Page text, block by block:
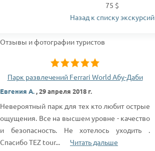
75 $
Назад к списку экскурсий
Отзывы и фотографии туристов
Парк развлечений Ferrari World Абу-Даби
Евгения А.,29 апреля 2018 г.
Невероятный парк для тех кто любит острые
ощущения. Все на высшем уровне - качество
и безопасность. Не хотелось уходить .
Спасибо TEZ tour... Читать дальше